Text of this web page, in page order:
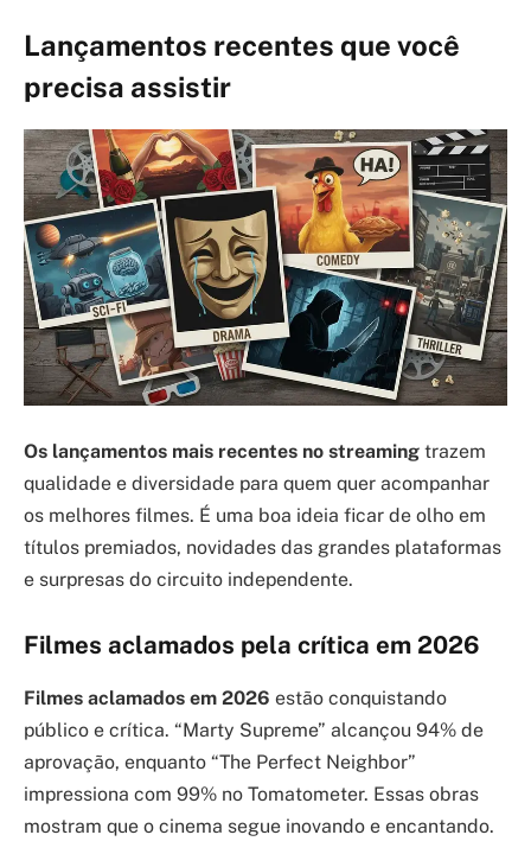
Lançamentos recentes que você
precisa assistir
Os lançamentos mais recentes no streaming trazem
qualidade e diversidade para quem quer acompanhar
os melhores filmes. É uma boa ideia ficar de olho em
títulos premiados, novidades das grandes plataformas
e surpresas do circuito independente.
Filmes aclamados pela crítica em 2026
Filmes aclamados em 2026 estão conquistando
público e crítica. “Marty Supreme” alcançou 94% de
aprovação, enquanto “The Perfect Neighbor”
impressiona com 99% no Tomatometer. Essas obras
mostram que o cinema segue inovando e encantando.